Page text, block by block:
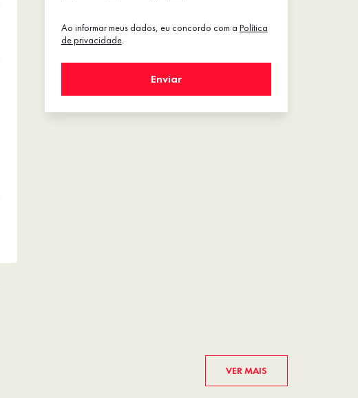
Ao informar meus dados, eu concordo com a Política
de privacidade.
VER MAIS